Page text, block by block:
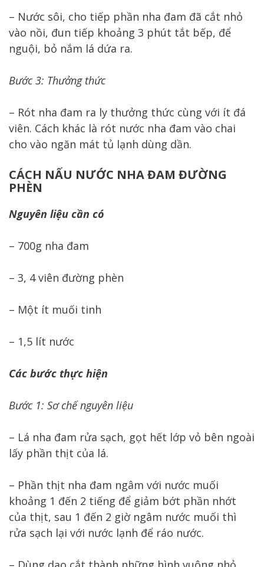
– Nước sôi, cho tiếp phần nha đam đã cắt nhỏ
vào nồi, đun tiếp khoảng 3 phút tắt bếp, để
nguội, bỏ nắm lá dứa ra.
Bước 3: Thưởng thức
– Rót nha đam ra ly thưởng thức cùng với ít đá
viên. Cách khác là rót nước nha đam vào chai
cho vào ngăn mát tủ lạnh dùng dần.
CÁCH NẤU NƯỚC NHA ĐAM ĐƯỜNG
PHÈN
Nguyên liệu cần có
– 700g nha đam
– 3, 4 viên đường phèn
– Một ít muối tinh
– 1,5 lít nước
Các bước thực hiện
Bước 1: Sơ chế nguyên liệu
– Lá nha đam rửa sạch, gọt hết lớp vỏ bên ngoài
lấy phần thịt của lá.
– Phần thịt nha đam ngâm với nước muối
khoảng 1 đến 2 tiếng để giảm bớt phần nhớt
của thịt, sau 1 đến 2 giờ ngâm nước muối thì
rửa sạch lại với nước lạnh để ráo nước.